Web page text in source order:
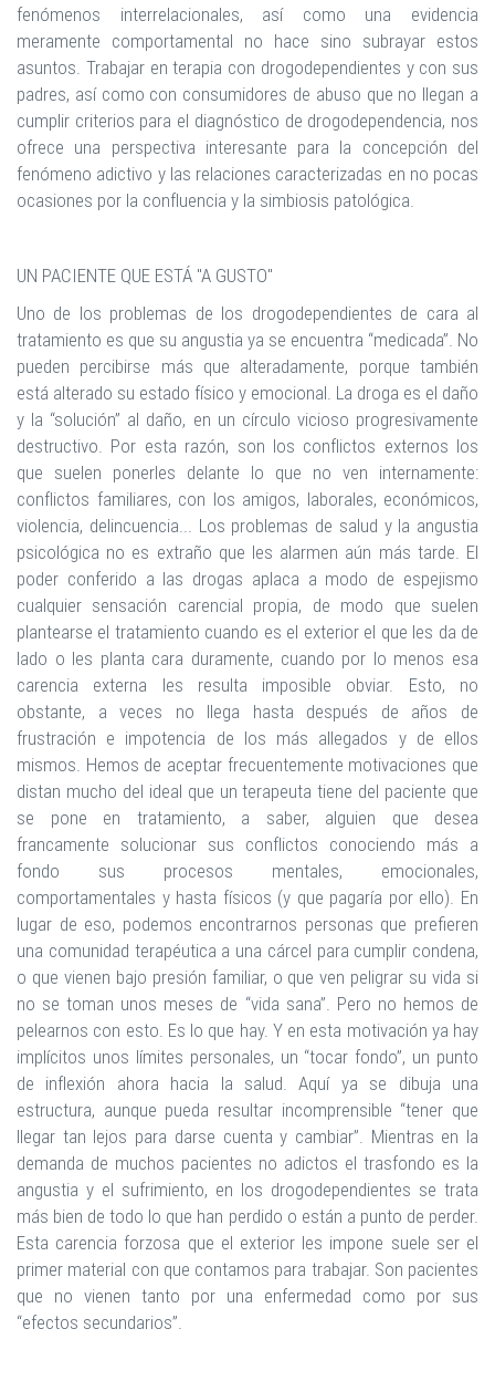
fenómenos interrelacionales, así como una evidencia
meramente comportamental no hace sino subrayar estos
asuntos. Trabajar en terapia con drogodependientes y con sus
padres, así como con consumidores de abuso que no llegan a
cumplir criterios para el diagnóstico de drogodependencia, nos
ofrece una perspectiva interesante para la concepción del
fenómeno adictivo y las relaciones caracterizadas en no pocas
ocasiones por la confluencia y la simbiosis patológica.
UN PACIENTE QUE ESTÁ "A GUSTO"
Uno de los problemas de los drogodependientes de cara al
tratamiento es que su angustia ya se encuentra “medicada”. No
pueden percibirse más que alteradamente, porque también
está alterado su estado físico y emocional. La droga es el daño
y la “solución” al daño, en un círculo vicioso progresivamente
destructivo. Por esta razón, son los conflictos externos los
que suelen ponerles delante lo que no ven internamente:
conflictos familiares, con los amigos, laborales, económicos,
violencia, delincuencia... Los problemas de salud y la angustia
psicológica no es extraño que les alarmen aún más tarde. El
poder conferido a las drogas aplaca a modo de espejismo
cualquier sensación carencial propia, de modo que suelen
plantearse el tratamiento cuando es el exterior el que les da de
lado o les planta cara duramente, cuando por lo menos esa
carencia externa les resulta imposible obviar. Esto, no
obstante, a veces no llega hasta después de años de
frustración e impotencia de los más allegados y de ellos
mismos. Hemos de aceptar frecuentemente motivaciones que
distan mucho del ideal que un terapeuta tiene del paciente que
se pone en tratamiento, a saber, alguien que desea
francamente solucionar sus conflictos conociendo más a
fondo sus procesos mentales, emocionales,
comportamentales y hasta físicos (y que pagaría por ello). En
lugar de eso, podemos encontrarnos personas que prefieren
una comunidad terapéutica a una cárcel para cumplir condena,
o que vienen bajo presión familiar, o que ven peligrar su vida si
no se toman unos meses de “vida sana”. Pero no hemos de
pelearnos con esto. Es lo que hay. Y en esta motivación ya hay
implícitos unos límites personales, un “tocar fondo”, un punto
de inflexión ahora hacia la salud. Aquí ya se dibuja una
estructura, aunque pueda resultar incomprensible “tener que
llegar tan lejos para darse cuenta y cambiar”. Mientras en la
demanda de muchos pacientes no adictos el trasfondo es la
angustia y el sufrimiento, en los drogodependientes se trata
más bien de todo lo que han perdido o están a punto de perder.
Esta carencia forzosa que el exterior les impone suele ser el
primer material con que contamos para trabajar. Son pacientes
que no vienen tanto por una enfermedad como por sus
“efectos secundarios”.